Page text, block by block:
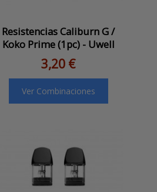
Resistencias Caliburn G /
Koko Prime (1pc) - Uwell
3,20 €
Ver Combinaciones